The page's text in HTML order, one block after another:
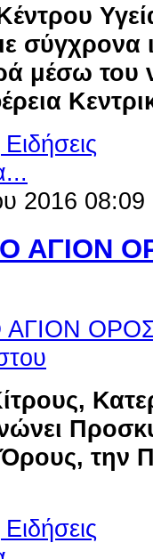
σύγχρονα
μέσω του
2016 08:09
ΑΓΙΟΝ
την